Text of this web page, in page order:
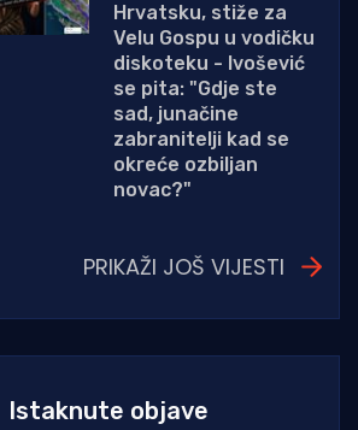
Hrvatsku, stiže za
Velu Gospu u vodičku
diskoteku - Ivošević
se pita: "Gdje ste
sad, junačine
zabranitelji kad se
okreće ozbiljan
novac?"
PRIKAŽI JOŠ VIJESTI
Istaknute objave